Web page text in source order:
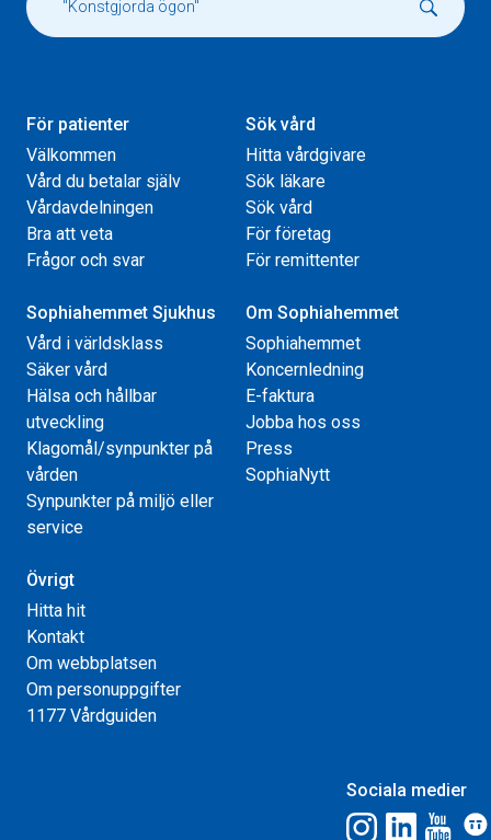
För patienter
Välkommen
Vård du betalar själv
Vårdavdelningen
Bra att veta
Frågor och svar
Sök vård
Hitta vårdgivare
Sök läkare
Sök vård
För företag
För remittenter
Sophiahemmet Sjukhus
Vård i världsklass
Säker vård
Hälsa och hållbar
utveckling
Klagomål/synpunkter på
vården
Synpunkter på miljö eller
service
Om Sophiahemmet
Sophiahemmet
Koncernledning
E-faktura
Jobba hos oss
Press
SophiaNytt
Övrigt
Hitta hit
Kontakt
Om webbplatsen
Om personuppgifter
1177 Vårdguiden
Sociala medier